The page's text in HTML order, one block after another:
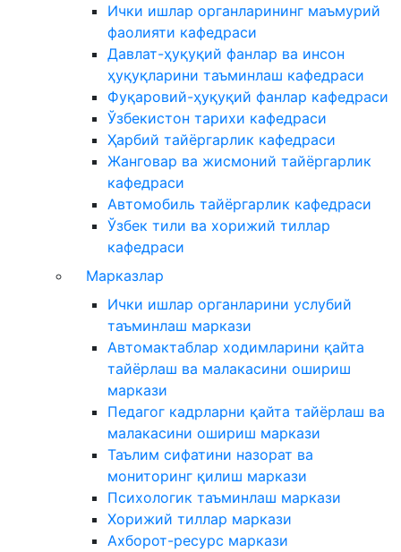
Ички ишлар органларининг маъмурий
фаолияти кафедраси
Давлат-ҳуқуқий фанлар ва инсон
ҳуқуқларини таъминлаш кафедраси
Фуқаровий-ҳуқуқий фанлар кафедраси
Ўзбекистон тарихи кафедраси
Ҳарбий тайёргарлик кафедраси
Жанговар ва жисмоний тайёргарлик
кафедраси
Автомобиль тайёргарлик кафедраси
Ўзбек тили ва хорижий тиллар
кафедраси
Марказлар
Ички ишлар органларини услубий
таъминлаш маркази
Автомактаблар ходимларини қайта
тайёрлаш ва малакасини ошириш
маркази
Педагог кадрларни қайта тайёрлаш ва
малакасини ошириш маркази
Таълим сифатини назорат ва
мониторинг қилиш маркази
Психологик таъминлаш маркази
Хорижий тиллар маркази
Ахборот-ресурс маркази